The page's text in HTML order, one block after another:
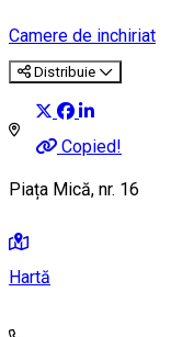
Camere de inchiriat
Distribuie
Copied!
Piața Mică, nr. 16
Hartă